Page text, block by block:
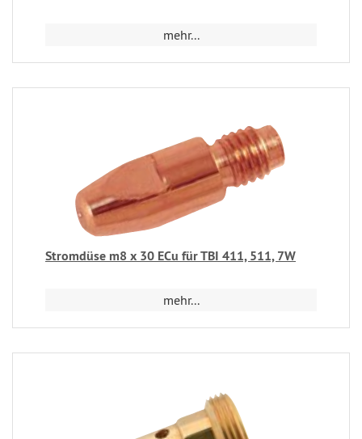
mehr...
Stromdüse m8 x 30 ECu für TBI 411, 511, 7W
mehr...